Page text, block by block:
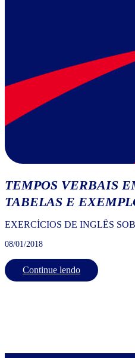
TEMPOS VERBAIS
TABELAS E
EXERCÍCIOS DE INGLÊS
08/01/2018
Continue lendo